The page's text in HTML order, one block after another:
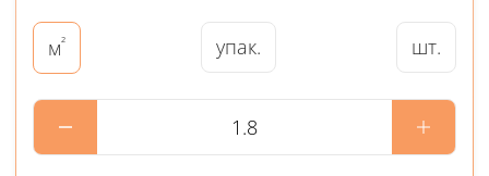
м² упак. шт.